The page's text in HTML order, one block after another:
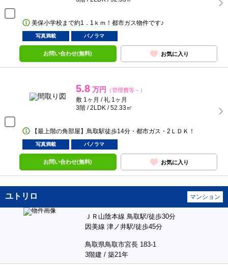
美保小学校まで約1．1ｋｍ！都市ガス物件です♪
写真満載 パノラマ
お問い合わせ(無料) お気に入り
5.8 万円 （管理費等－）
敷 1ヶ月 / 礼 1ヶ月
3階 / 2LDK / 52.33㎡
【最上階の角部屋】鳥取駅徒歩14分・都市ガス・2ＬＤＫ！
写真満載 パノラマ
お問い合わせ(無料) お気に入り
ユトリロ マンション
ＪＲ山陰本線 鳥取駅/徒歩30分
因美線 津ノ井駅/徒歩45分
鳥取県鳥取市宮長 183-1
3階建 / 築21年